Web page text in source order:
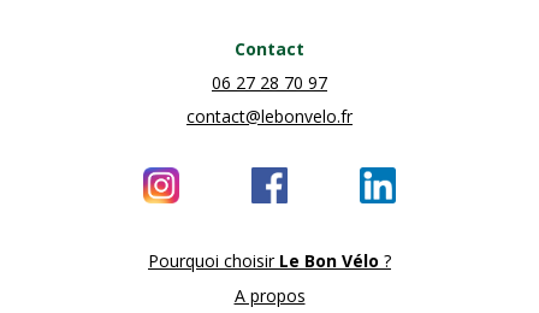
Contact
06 27 28 70 97
contact@lebonvelo.fr
Pourquoi choisir Le Bon Vélo ?
A propos